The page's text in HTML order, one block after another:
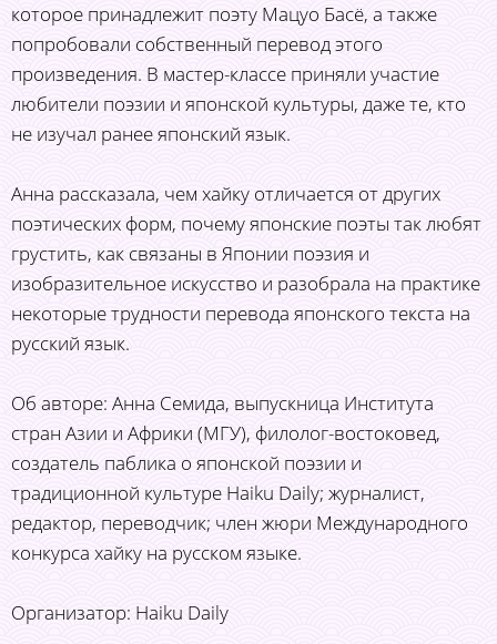
которое принадлежит поэту Мацуо Басё, а также
попробовали собственный перевод этого
произведения. В мастер-классе приняли участие
любители поэзии и японской культуры, даже те, кто
не изучал ранее японский язык.
Анна рассказала, чем хайку отличается от других
поэтических форм, почему японские поэты так любят
грустить, как связаны в Японии поэзия и
изобразительное искусство и разобрала на практике
некоторые трудности перевода японского текста на
русский язык.
Об авторе: Анна Семида, выпускница Института
стран Азии и Африки (МГУ), филолог-востоковед,
создатель паблика о японской поэзии и
традиционной культуре Haiku Daily; журналист,
редактор, переводчик; член жюри Международного
конкурса хайку на русском языке.
Организатор: Haiku Daily